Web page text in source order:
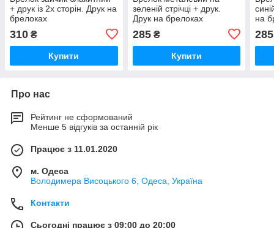
+ друк із 2х сторін. Друк на
брелоках
310 ₴
Купити
зеленій стрічці + друк.
Друк на брелоках
285₴
Купити
на
285
Про нас
Рейтинг не сформований
Менше 5 відгуків за останній рік
Працює з 11.01.2020
м. Одеса
Володимера Висоцького 6, Одеса, Україна
Контакти
Сьогодні працює з 09:00 до 20:00